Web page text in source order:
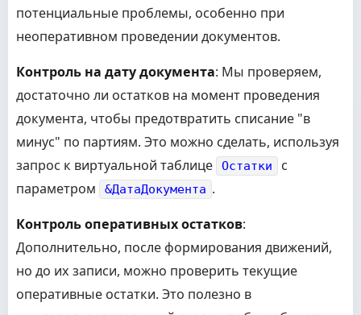
КонецЕсли;
КонецЕсли
КонецЦикла;
// Обработка ситуации, когда не хватило
Отказ
= Истина;
Возврат;
КонецЕсли ;
КонецЦикла;
потенциальные проблемы, особенно при
неоперативном проведении документов.
Контроль на дату документа: Мы проверяем,
достаточно ли остатков на момент проведения
документа, чтобы предотвратить списание "в
минус" по партиям. Это можно сделать, используя
запрос к виртуальной таблице
Остатки
с
параметром
&ДатаДокумента .
Контроль оперативных остатков:
Дополнительно, после формирования движений,
но до их записи, можно проверить текущие
оперативные остатки. Это полезно в